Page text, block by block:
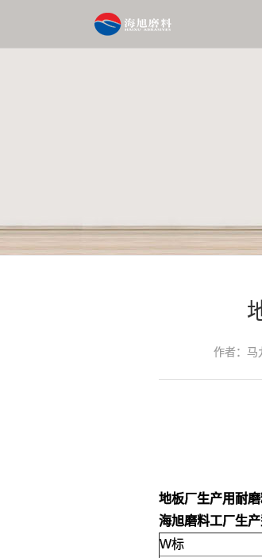
作者：马
地板厂生产用耐
海旭磨料工厂生产
W标